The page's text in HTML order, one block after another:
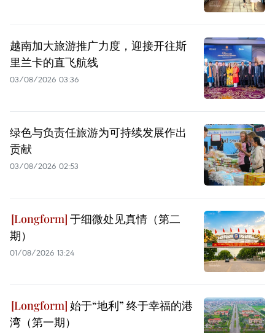
越南加大旅游推广力度，迎接开往斯
里兰卡的直飞航线
03/08/2026 03:36
绿色与负责任旅游为可持续发展作出
贡献
03/08/2026 02:53
于细微处见真情（第二
期）
01/08/2026 13:24
始于“地利” 终于幸福的港
湾（第一期）